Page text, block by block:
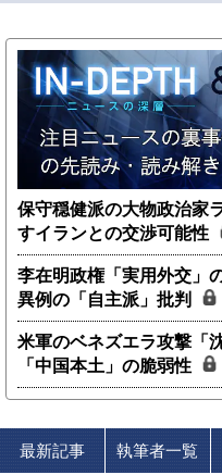
保守穏健派の大物政治家
すイランとの交渉可能性
李在明政権「実用外交」
異例の「自主派」批判
米軍のベネズエラ攻撃「
「中国本土」の脆弱性
最新記事 執筆者一覧